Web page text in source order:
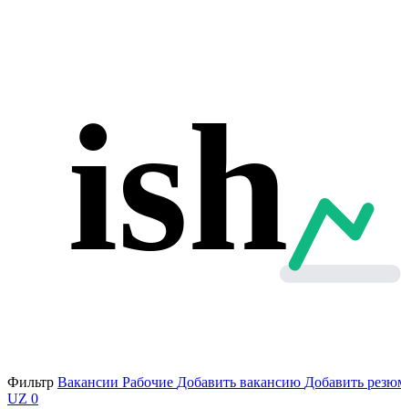
ish
Фильтр Вакансии Рабочие Добавить вакансию Добавить
UZ 0